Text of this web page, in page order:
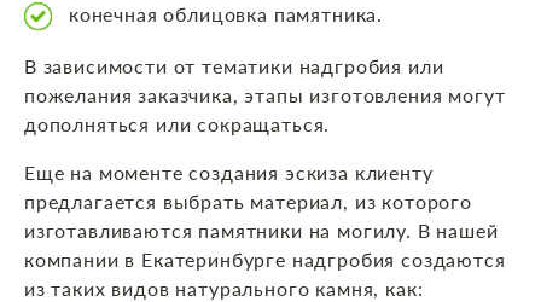
конечная облицовка памятника.
В зависимости от тематики надгробия или
пожелания заказчика, этапы изготовления могут
дополняться или сокращаться.
Еще на моменте создания эскиза клиенту
предлагается выбрать материал, из которого
изготавливаются памятники на могилу. В нашей
компании в Екатеринбурге надгробия создаются
из таких видов натурального камня, как: